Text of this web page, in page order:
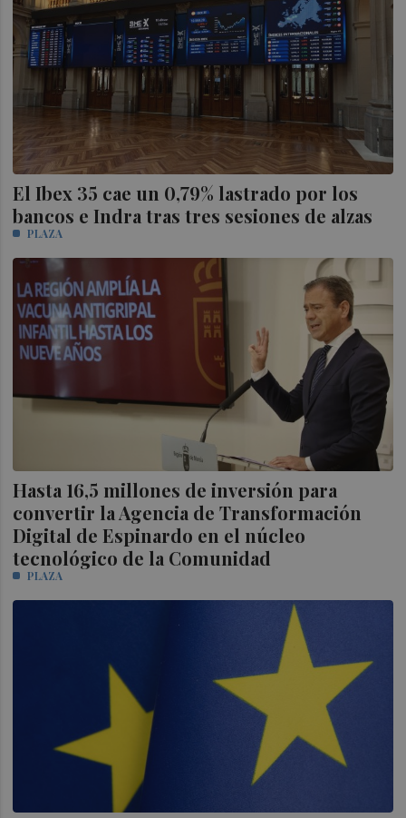
El Ibex 35 cae un 0,79% lastrado por los
bancos e Indra tras tres sesiones de alzas
PLAZA
Hasta 16,5 millones de inversión para
convertir la Agencia de Transformación
Digital de Espinardo en el núcleo
tecnológico de la Comunidad
PLAZA